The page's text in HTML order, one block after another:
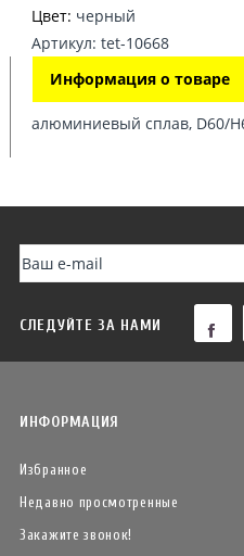
Цвет: черный
Артикул: tet-10668
Информация о товаре
алюминиевый сплав, D60/
СЛЕДУЙТЕ ЗА НАМИ
ИНФОРМАЦИЯ
Избранное
Недавно просмотренные
Закажите звонок!